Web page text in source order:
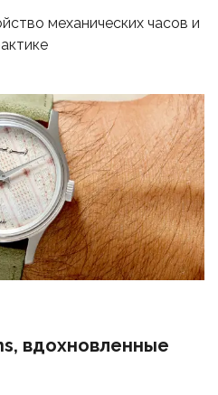
механических часов и
вдохновленные